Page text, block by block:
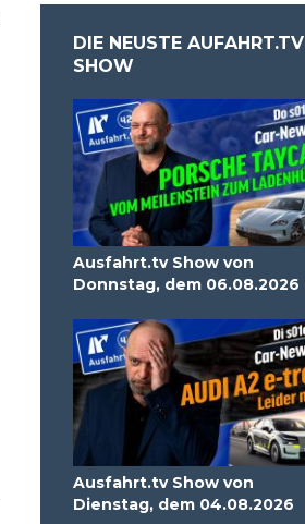
DIE NEUSTE AUFAHRT.TV
SHOW
Ausfahrt.tv Show von
Donnstag, dem 06.08.2026
Ausfahrt.tv Show von
Dienstag, dem 04.08.2026